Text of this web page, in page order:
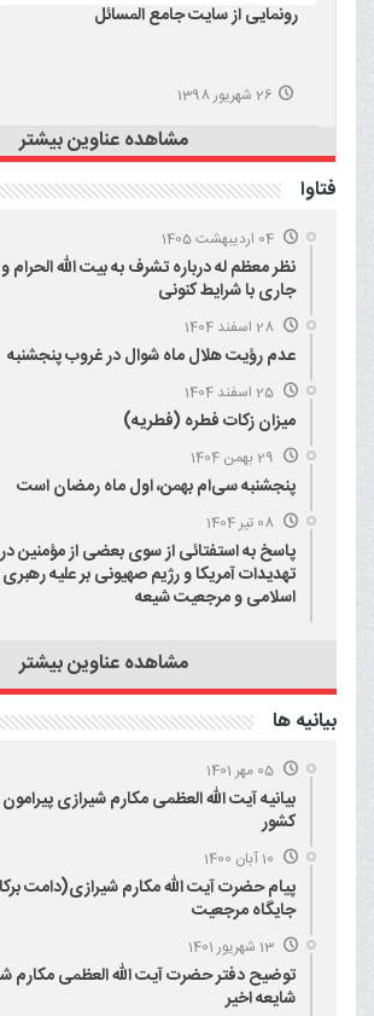
رونمایی از سایت جامع المسائل
26 شهریور 1398
مشاهده عناوین بیشتر
فتاوا
04 اردیبهشت 1405
نظر معظم له درباره تشرف به بیت الله
جاری با شرایط کنونی
28 اسفند 1404
عدم رؤیت هلال ماه شوال در غروب پنجشنبه
25 اسفند 1404
میزان زکات فطره (فطریه)
29 بهمن 1404
پنجشنبه سی‌ام بهمن، اول ماه رمضان است
08 تیر 1404
پاسخ به استفتائی از سوی بعضی از
تهدیدات آمریکا و رژیم صهیونی بر علیه
اسلامی و مرجعیت شیعه
مشاهده عناوین بیشتر
بيانيه ها
05 مهر 1401
بیانیه آیت الله العظمی مکارم شیرازی
کشور
10 آبان 1400
پیام حضرت آیت الله مکارم شیرازی(دامت
جایگاه مرجعیت
13 شهریور 1401
توضیح دفتر حضرت آیت الله العظمی مکارم
شایعه اخیر